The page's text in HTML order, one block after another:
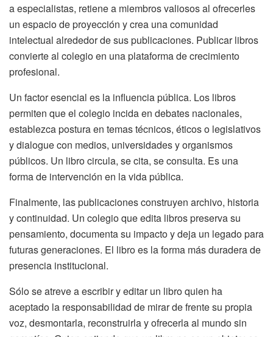
a especialistas, retiene a miembros valiosos al ofrecerles
un espacio de proyección y crea una comunidad
intelectual alrededor de sus publicaciones. Publicar libros
convierte al colegio en una plataforma de crecimiento
profesional.
Un factor esencial es la influencia pública. Los libros
permiten que el colegio incida en debates nacionales,
establezca postura en temas técnicos, éticos o legislativos
y dialogue con medios, universidades y organismos
públicos. Un libro circula, se cita, se consulta. Es una
forma de intervención en la vida pública.
Finalmente, las publicaciones construyen archivo, historia
y continuidad. Un colegio que edita libros preserva su
pensamiento, documenta su impacto y deja un legado para
futuras generaciones. El libro es la forma más duradera de
presencia institucional.
Sólo se atreve a escribir y editar un libro quien ha
aceptado la responsabilidad de mirar de frente su propia
voz, desmontarla, reconstruirla y ofrecerla al mundo sin